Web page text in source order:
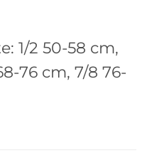
1/2 50-58 cm,
76 cm, 7/8 76-